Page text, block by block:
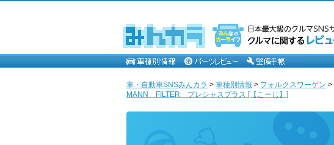
車・自動車SNSみんカラ > 車種別情報 > フォルクスワーゲン >
MANN FILTER プレシャスプラス [【こーじ】]